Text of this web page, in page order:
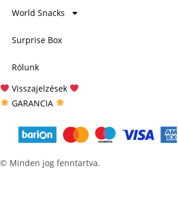
World Snacks
Surprise Box
Rólunk
Visszajelzések
GARANCIA
© Minden jog fenntartva.